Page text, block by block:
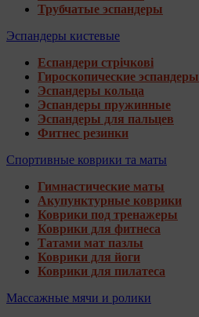
Трубчатые эспандеры
Эспандеры кистевые
Еспандери стрічкові
Гироскопические эспандеры
Эспандеры кольца
Эспандеры пружинные
Эспандеры для пальцев
Фитнес резинки
Спортивные коврики та маты
Гимнастические маты
Акупунктурные коврики
Коврики под тренажеры
Коврики для фитнеса
Татами мат пазлы
Коврики для йоги
Коврики для пилатеса
Массажные мячи и ролики